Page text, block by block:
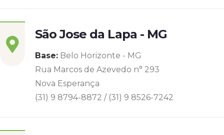
São Jose da Lapa - MG
Base: Belo Horizonte - MG
Rua Marcos de Azevedo n° 293
Nova Esperança
(31) 9 8794-8872 / (31) 9 8526-7242